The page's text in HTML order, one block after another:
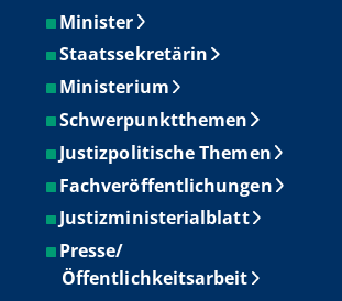
Minister
Staatssekretärin
Ministerium
Schwerpunktthemen
Justizpolitische Themen
Fachveröffentlichungen
Justizministerialblatt
Presse/
Öffentlichkeitsarbeit